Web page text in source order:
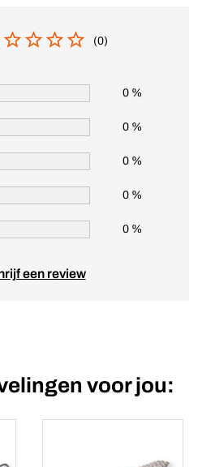
(0)
0 %
0 %
0 %
0 %
0 %
een review
voor jou: